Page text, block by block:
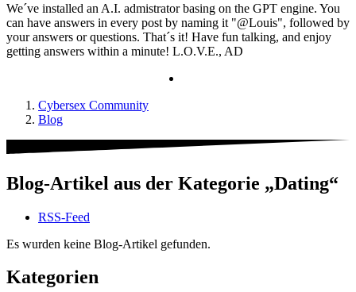
We´ve installed an A.I. admistrator basing on the GPT engine. You
can have answers in every post by naming it "@Louis", followed by
your answers or questions. That´s it! Have fun talking, and enjoy
getting answers within a minute! L.O.V.E., AD
Cybersex Community
Blog
Blog-Artikel aus der Kategorie „Dating“
RSS-Feed
Es wurden keine Blog-Artikel gefunden.
Kategorien